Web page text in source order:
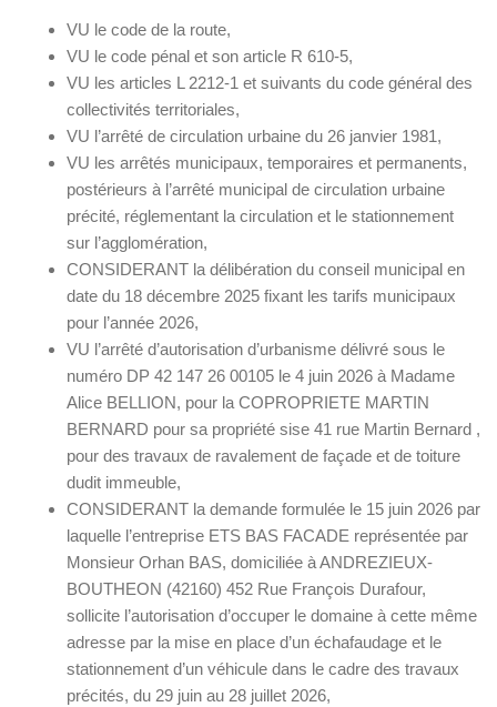
VU le code de la route,
VU le code pénal et son article R 610-5,
VU les articles L 2212-1 et suivants du code général des
collectivités territoriales,
VU l’arrêté de circulation urbaine du 26 janvier 1981,
VU les arrêtés municipaux, temporaires et permanents,
postérieurs à l’arrêté municipal de circulation urbaine
précité, réglementant la circulation et le stationnement
sur l’agglomération,
CONSIDERANT la délibération du conseil municipal en
date du 18 décembre 2025 fixant les tarifs municipaux
pour l’année 2026,
VU l’arrêté d’autorisation d’urbanisme délivré sous le
numéro DP 42 147 26 00105 le 4 juin 2026 à Madame
Alice BELLION, pour la COPROPRIETE MARTIN
BERNARD pour sa propriété sise 41 rue Martin Bernard ,
pour des travaux de ravalement de façade et de toiture
dudit immeuble,
CONSIDERANT la demande formulée le 15 juin 2026 par
laquelle l’entreprise ETS BAS FACADE représentée par
Monsieur Orhan BAS, domiciliée à ANDREZIEUX-
BOUTHEON (42160) 452 Rue François Durafour,
sollicite l’autorisation d’occuper le domaine à cette même
adresse par la mise en place d’un échafaudage et le
stationnement d’un véhicule dans le cadre des travaux
précités, du 29 juin au 28 juillet 2026,